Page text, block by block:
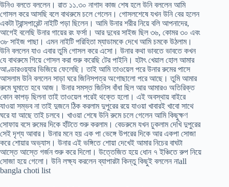
উনিও বলতে বললেন। রাত ১১.৩০ নাগাদ কাজ শেষ হলে উনি বললেন আমি
গোসল করে আসছি বলে বাথরুমে চলে গেলেন। গোসলশেষে যখন উনি বের হলেন
একটা ট্রান্সপারেন্ট নাইটি পড়া ছিলেন। আমি উনার শরীর নিয়ে বলি আপনাদের,
আগেই বলেছি উনার গায়ের রং ফর্সা। আর দুধের সাইজ ছিল ৩৬, কোমর ৩০ এবং
৩৮ সাইজ পাছা। এমন নাইটি পরিহিতা ম্যাডামকে দেখে আমি চমকে উঠলাম।
উনি বললেন যাও এবার তুমি গোসল করে এসো। উনার কথা ভাবতে ভাবতে কখন
যে বাথরুমে গিয়ে গোসল করা শুরু করেছি টের পাইনি। হটাৎ খেয়াল হোল আমার
আণ্ডারওয়্যার ভিজিয়ে ফেলেছি। তাই আমি তাওয়েল পরে উনার রুমের পাসে
আসলাম উনি বললেন সাড়া ঘরে জিনিসপত্র অগোছালো পরে আছে। তুমি আমার
রুমে ঘুমাতে হবে আজ। উনার সমস্ত জিনিস বাঁধা ছিল আর আমারও অতিরিক্ত
কোন কাপড় ছিলনা তাই তাওয়েল পরেই থক্তে হলো। এই অবস্থায় বাইরে
যাওয়া সম্ভব না তাই দুজনে ঠিক করলাম দুপুরের রয়ে যাওয়া খাবারই খাবো সাথে
ঘরে যা আছে তাই চলবে। খাওয়া শেষে উনি রুমে চলে গেলেন আমি কিছুক্ষণ
সোফায় বসে রুমের দিকে হাঁটতে শুরু করলাম। বেডরুমে যখন ঢুকলাম দেখি দুপুরের
সেই দৃশ্য আবার। উনার মনে হয় এক পা ভেঙ্গে উপরের দিকে আর একপা সোজা
করে শোয়ার অভ্যাস। উনার এই ভঙ্গিতে শোয়া দেখেই আমার নিচের বাঘটা
আস্তে আস্তে গর্জন শুরু করে দিলো। উত্তেজিত হয়ে ধোন ৭ ইঞ্চিতে রুপ নিয়ে
সোজা হয়ে গেলো। উনি লক্ষ্য করলেন ব্যাপারটা কিন্তু কিছুই বললেন নাall
bangla choti list